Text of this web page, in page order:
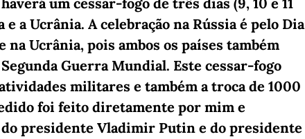
a Ucrânia. A celebração na Rússia é pelo Dia
na Ucrânia, pois ambos os países também
Guerra Mundial. Este cessar-fogo
militares e também a troca de 1000
foi feito diretamente por mim e
do presidente Vladimir Putin e do presidente